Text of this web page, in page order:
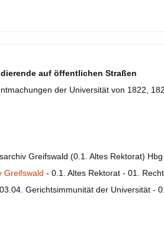
auf öffentlichen Straßen
der Universität von 1822,
Greifswald (0.1. Altes Rektorat)
Greifswald - 0.1. Altes Rektorat - 01.
Gerichtsimmunität der Universität -